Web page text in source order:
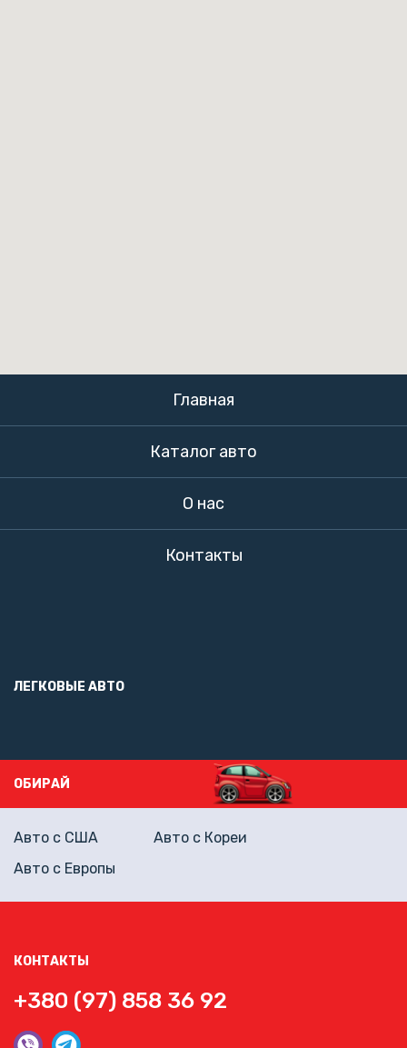
Главная
Каталог авто
О нас
Контакты
ЛЕГКОВЫЕ АВТО
КОНТАКТЫ
+380 (97) 858 36 92
ОБИРАЙ
Авто с США
Авто с Кореи
Авто с Европы